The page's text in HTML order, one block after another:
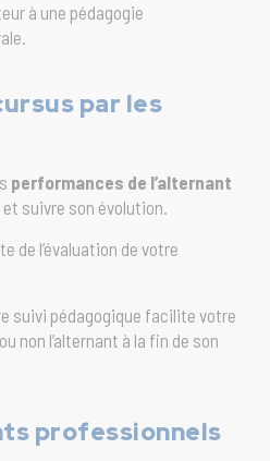
à une pédagogie
par les
performances de l’alternant
et suivre son évolution.
de l’évaluation de votre
suivi pédagogique facilite votre
ou non l’alternant à la fin de son
professionnels